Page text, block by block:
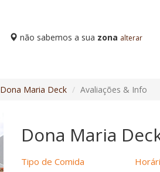
não sabemos a sua zona alterar
Dona Maria Deck Avaliações & Info
Dona Maria
Tipo de Comida